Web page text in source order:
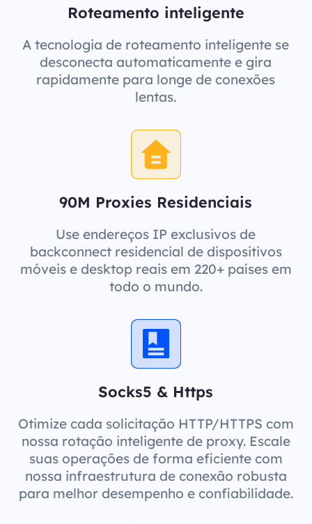
Roteamento inteligente
A tecnologia de roteamento inteligente se
desconecta automaticamente e gira
rapidamente para longe de conexões
lentas.
90M Proxies Residenciais
Use endereços IP exclusivos de
backconnect residencial de dispositivos
móveis e desktop reais em 220+ países em
todo o mundo.
Socks5 & Https
Otimize cada solicitação HTTP/HTTPS com
nossa rotação inteligente de proxy. Escale
suas operações de forma eficiente com
nossa infraestrutura de conexão robusta
para melhor desempenho e confiabilidade.